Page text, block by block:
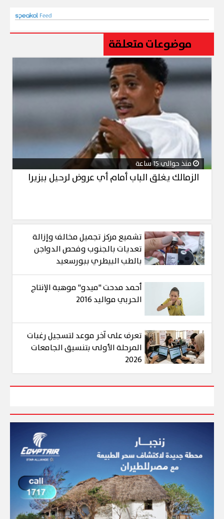
موضوعات متعلقة
منذ حوالي 15 ساعة
الزمالك يغلق الباب أمام أي عروض لرحيل بيزيرا
تشميع مركز تجميل مخالف وإزالة
تعديات بالجنوب وفحص الدواجن
بالطب البيطري ببورسعيد
أحمد مدحت "ميدو" موهبة الإنتاج
الحربي مواليد 2016
تعرف على آخر موعد لتسجيل رغبات
المرحلة الأولى بتنسيق الجامعات
2026